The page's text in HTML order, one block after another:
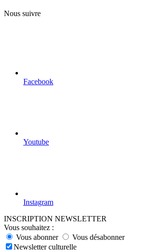
du
Nous suivre
Facebook
Youtube
Instagram
INSCRIPTION NEWSLETTER
Vous souhaitez :
Vous abonner
Vous désabonner
Newsletter culturelle